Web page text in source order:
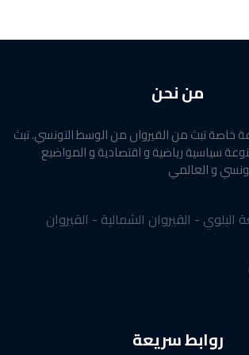
من نحن
خاصة تبث من القيروان من الوسط التونسي. تبث
سياسية رياضية و اقتصادية و المواضيع
و العالمي
روابط سريعة